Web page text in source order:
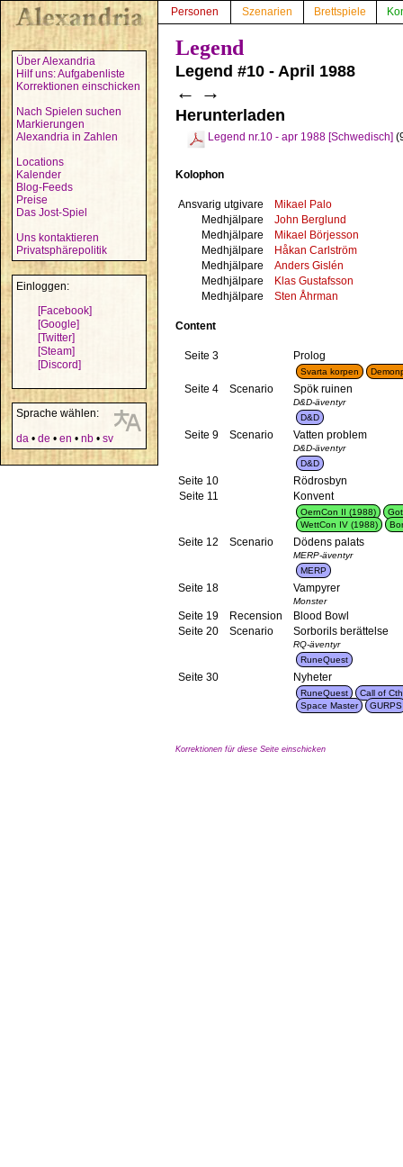
Über Alexandria
Hilf uns: Aufgabenliste
Korrektionen einschicken
Nach Spielen suchen
Markierungen
Alexandria in Zahlen
Locations
Kalender
Blog-Feeds
Preise
Das Jost-Spiel
Uns kontaktieren
Privatsphärepolitik
Einloggen:
[Facebook]
[Google]
[Twitter]
[Steam]
[Discord]
Sprache wählen:
da • de • en • nb • sv
Personen Szenarien Brettspiele
Legend
Legend #10 - April 1988
← →
Herunterladen
Legend nr.10 - apr 1988 [Schwedisch]
Kolophon
Ansvarig utgivare
Mikael Palo
Medhjälpare
John Berglund
Medhjälpare
Mikael Börjesson
Medhjälpare
Håkan Carlström
Medhjälpare
Anders Gislén
Medhjälpare
Klas Gustafsson
Medhjälpare
Sten Åhrman
Content
Seite 3 Prolog
Svarta korpen
Seite 4 Scenario Spök ruinen
D&D-äventyr
D&D
Seite 9 Scenario Vatten problem
D&D-äventyr
D&D
Seite 10
Rödrosbyn
Seite 11
Konvent
OernCon II (1988)
WettCon IV (1988)
Seite 12 Scenario Dödens palats
MERP-äventyr
MERP
Seite 18 Vampyrer
Monster
Seite 19 Recension
Blood Bowl
Seite 20
Scenario Sorborils berättelse
RQ-äventyr
RuneQuest
Seite 30 Nyheter
RuneQuest
Call of
Space Master
GURPS
Korrektionen für diese Seite einschicken